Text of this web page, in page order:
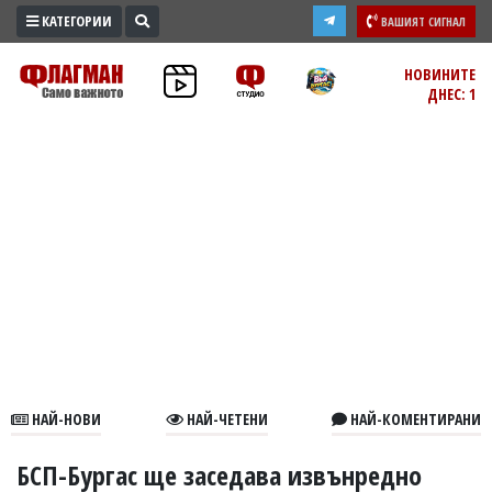
ПРОМО
ЗОНА
В
КАТЕГОРИИ ВАШИЯТ СИГНАЛ
НОВИНИТЕ
ДНЕС: 1
НАЙ-НОВИ НАЙ-ЧЕТЕНИ НАЙ-КОМЕНТИРАНИ
БСП-Бургас ще заседава извънредно